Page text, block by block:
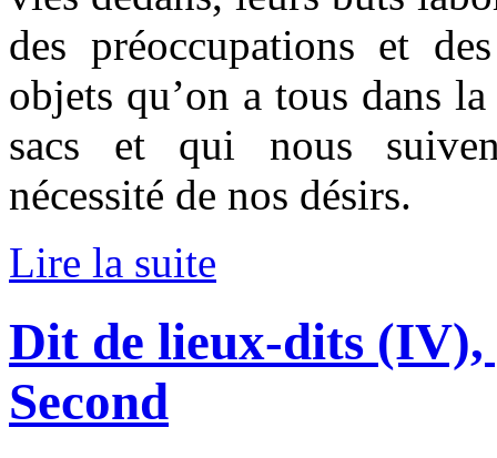
des préoccupations et
objets qu’on a tous dans
sacs et qui nous
nécessité de nos désirs.
Lire la suite
Dit de lieux-dits (IV),
Second